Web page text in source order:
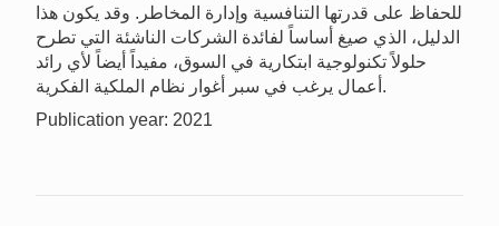
للحفاظ على قدرتها التنافسية وإدارة المخاطر. وقد يكون هذا
الدليل، الذي صيغ أساساً لفائدة الشركات الناشئة التي تطرح
حلولاً تكنولوجية ابتكارية في السوق، مفيداً أيضاً لأي رائد
أعمال يرغب في سبر أغوار نظام الملكية الفكرية.
Publication year: 2021